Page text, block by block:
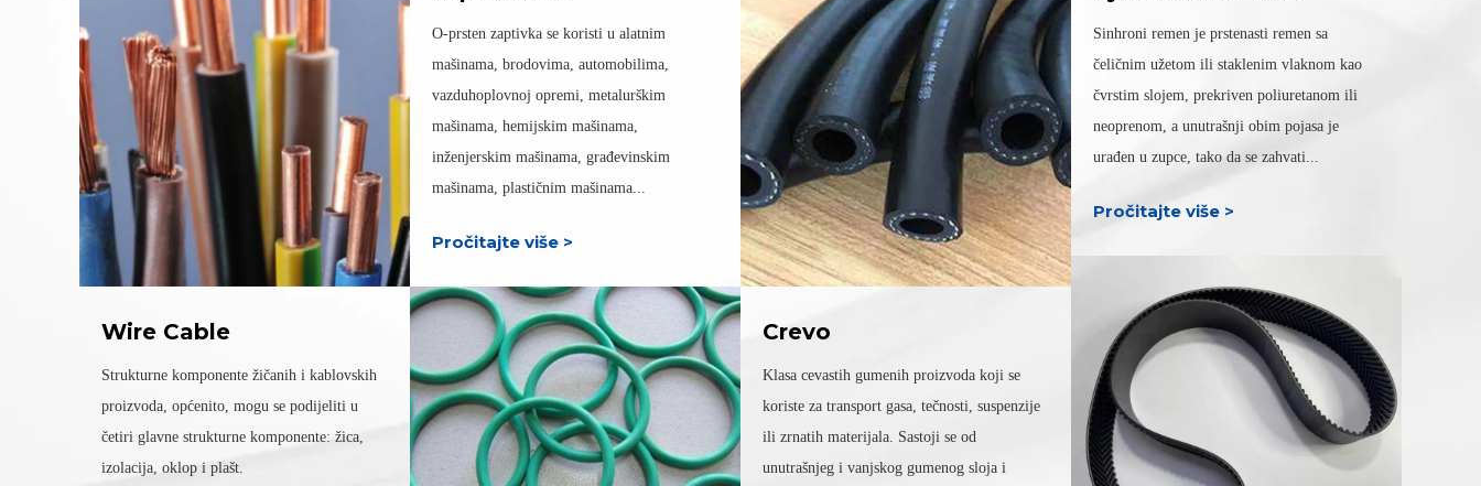
Wire Cable
Strukturne komponente žičanih i kablovskih
proizvoda, općenito, mogu se podijeliti u
četiri glavne strukturne komponente: žica,
izolacija, oklop i plašt.
O-prsten zaptivka se koristi u alatnim
mašinama, brodovima, automobilima,
vazduhoplovnoj opremi, metalurškim
mašinama, hemijskim mašinama,
inženjerskim mašinama, građevinskim
mašinama, plastičnim mašinama...
Pročitajte više >
Crevo
Klasa cevastih gumenih proizvoda koji se
koriste za transport gasa, tečnosti, suspenzije
ili zrnatih materijala. Sastoji se od
unutrašnjeg i vanjskog gumenog sloja i
Sinhroni remen je prstenasti remen sa
čeličnim užetom ili staklenim vlaknom kao
čvrstim slojem, prekriven poliuretanom ili
neoprenom, a unutrašnji obim pojasa je
urađen u zupce, tako da se zahvati...
Pročitajte više >